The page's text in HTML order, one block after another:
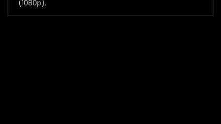
(1080p).